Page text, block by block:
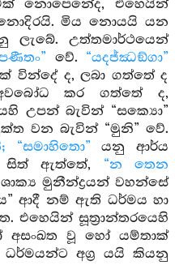
නොපෙනේද, එහෙයින්
මිය නොයයි යන
ලැබේ. උත්තමාර්ථයෙන්
වේ. “යදජ්ඣඞ්ගා”
වින්දේ ද, ලබා ගත්තේ ද
කර ගත්තේ ද,
උපන් බැවින් “සක්‍යො”
වන බැවින් “මුනි” වේ.
“සමාහිතො” යනු ආර්ය
සිත් ඇත්තේ, “න තෙන
මුනීන්ද්‍රයන් වහන්සේ
ආදී නම් ඇති ධර්මය හා
එහෙයින් සූත්‍රාන්තරයෙහි
අසංඛත වූ හෝ යම්තාක්
අග්‍ර යයි කියනු